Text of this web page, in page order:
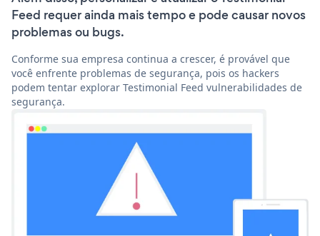
Feed requer ainda mais tempo e pode causar novos
problemas ou bugs.
Conforme sua empresa continua a crescer, é provável que
você enfrente problemas de segurança, pois os hackers
podem tentar explorar Testimonial Feed vulnerabilidades de
segurança.